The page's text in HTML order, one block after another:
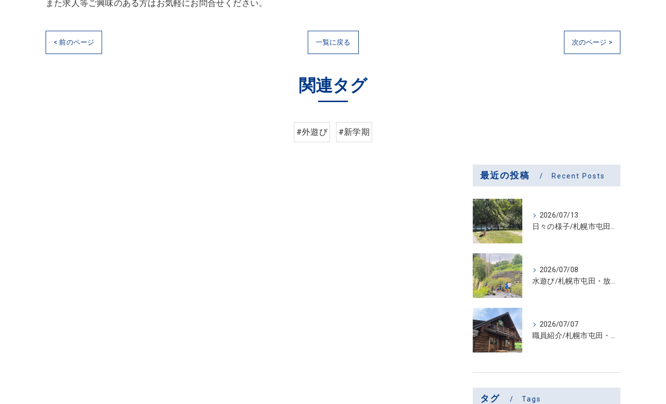
また求人等ご興味のある方はお気軽にお問合せください。
< 前のページ 一覧に戻る 次のページ >
関連タグ
#外遊び #新学期
最近の投稿 Recent Posts
2026/07/13
日々の様子/札幌市屯田・放課後等デイサービス くるわーる
2026/07/08
水遊び/札幌市屯田・放課後等デイサービス くるわーる
2026/07/07
職員紹介/札幌市屯田・放課後等デイサービス くるわーる
タグ Tags